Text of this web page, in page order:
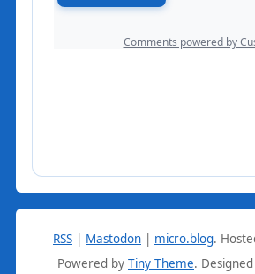
RSS | Mastodon | micro.blog.
Powered by Tiny Theme.